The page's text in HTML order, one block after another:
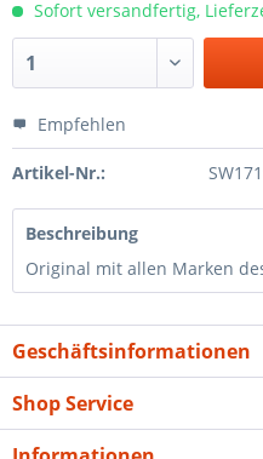
Sofort versandfertig,
Empfehlen
Artikel-Nr.:
Beschreibung
Original mit allen Marken
Geschäftsinformationen
Shop Service